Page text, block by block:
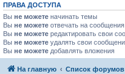
ПРАВА ДОСТУПА
Вы не можете начинать темы
Вы не можете отвечать на сообщения
Вы не можете редактировать свои
Вы не можете удалять свои
Вы не можете добавлять вложения
На главную Список форумов